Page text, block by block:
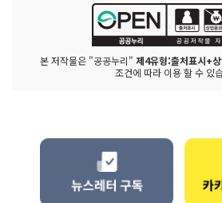
본 저작물은 "공공누리" 제4유형:출처표시+
조건에 따라 이용 할 수 있